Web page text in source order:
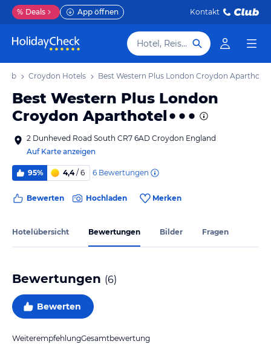
% Deals App öffnen Kontakt
Hotel, Reiseziel
Croydon Hotels Best Western Plus London Croydon Aparthotel
Best Western Plus London
Croydon Aparthotel
2 Dunheved Road South CR7 6AD Croydon England
Auf Karte anzeigen
95% 4,4/ 6 6 Bewertungen
Bewerten Hochladen Merken
Hotelübersicht Bewertungen Bilder Fragen
Bewertungen (6)
Bewerten
WeiterempfehlungGesamtbewertung